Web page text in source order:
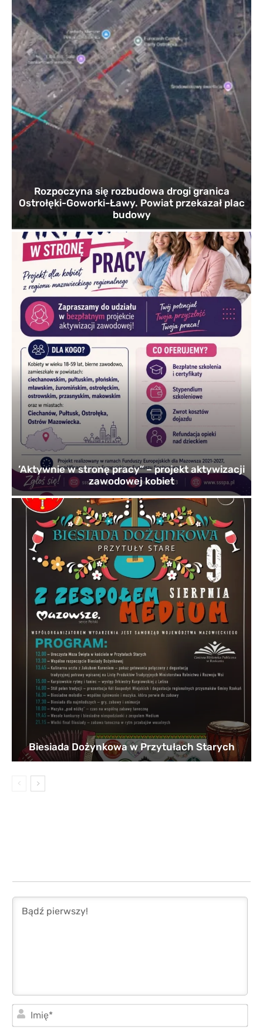
Rozpoczyna się rozbudowa drogi granica
Ostrołęki-Goworki-Ławy. Powiat przekazał plac
budowy
’Aktywnie w stronę pracy” – projekt aktywizacji
zawodowej kobiet
Biesiada Dożynkowa w Przytułach Starych